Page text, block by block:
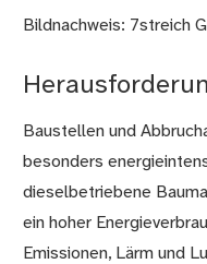
Bildnachweis: 7streich
Baustellen und
besonders
dieselbetriebene
ein hoher
Emissionen, Lärm und